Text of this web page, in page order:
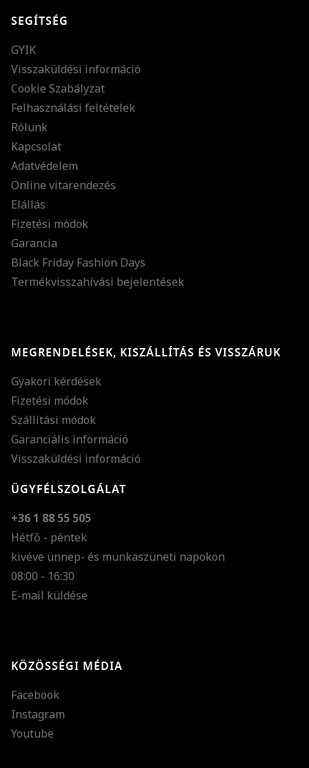
SEGÍTSÉG
GYIK
Visszaküldési információ
Cookie Szabályzat
Felhasználási feltételek
Rólunk
Kapcsolat
Adatvédelem
Online vitarendezés
Elállás
Fizetési módok
Garancia
Black Friday Fashion Days
Termékvisszahívási bejelentések
MEGRENDELÉSEK, KISZÁLLÍTÁS ÉS VISSZÁRUK
Gyakori kérdések
Fizetési módok
Szállítási módok
Garanciális információ
Visszaküldési információ
ÜGYFÉLSZOLGÁLAT
+36 1 88 55 505
Hétfő - péntek
kivéve ünnep- és munkaszüneti napokon
08:00 - 16:30
E-mail küldése
KÖZÖSSÉGI MÉDIA
Facebook
Instagram
Youtube